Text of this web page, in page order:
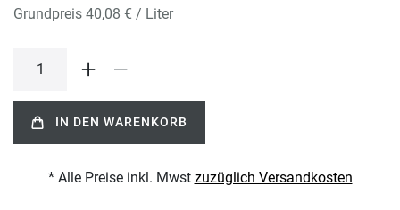
Grundpreis 40,08 € / Liter
IN DEN WARENKORB
* Alle Preise inkl. Mwst zuzüglich Versandkosten